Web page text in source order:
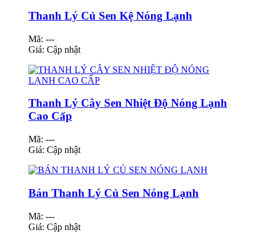
Thanh Lý Củ Sen Kệ Nóng Lạnh
Mã: ---
Giá: Cập nhật
Thanh Lý Cây Sen Nhiệt Độ Nóng Lạnh
Cao Cấp
Mã: ---
Giá: Cập nhật
Bán Thanh Lý Củ Sen Nóng Lạnh
Mã: ---
Giá: Cập nhật